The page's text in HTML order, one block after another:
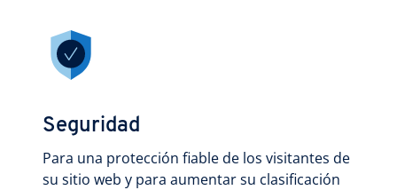
Seguridad
Para una protección fiable de los visitantes de
su sitio web y para aumentar su clasificación